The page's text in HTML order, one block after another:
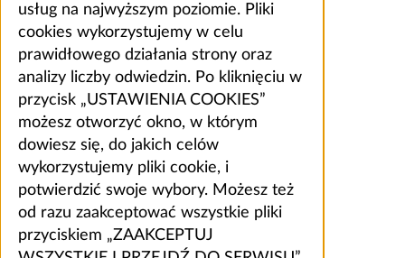
usług na najwyższym poziomie. Pliki
cookies wykorzystujemy w celu
prawidłowego działania strony oraz
analizy liczby odwiedzin. Po kliknięciu w
przycisk „USTAWIENIA COOKIES”
możesz otworzyć okno, w którym
dowiesz się, do jakich celów
wykorzystujemy pliki cookie, i
potwierdzić swoje wybory. Możesz też
od razu zaakceptować wszystkie pliki
przyciskiem „ZAAKCEPTUJ